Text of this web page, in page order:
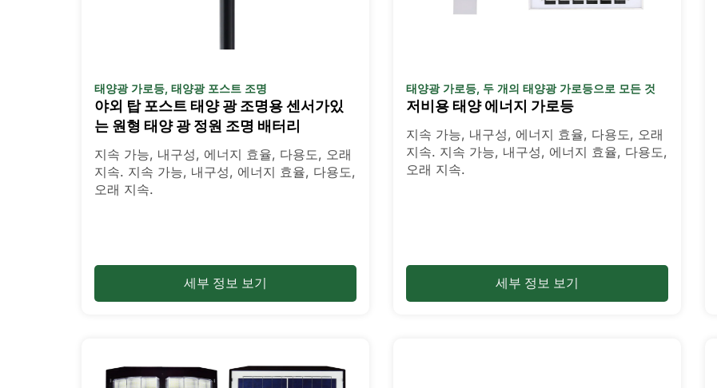
태양광 가로등, 태양광 포스트 조명
야외 탑 포스트 태양 광 조명용 센서가있
는 원형 태양 광 정원 조명 배터리
지속 가능, 내구성, 에너지 효율, 다용도, 오래
지속. 지속 가능, 내구성, 에너지 효율, 다용도,
오래 지속.
세부 정보 보기
태양광 가로등, 두 개의 태양광 가로등으로 모든 것
저비용 태양 에너지 가로등
지속 가능, 내구성, 에너지 효율, 다용도, 오래
지속. 지속 가능, 내구성, 에너지 효율, 다용도,
오래 지속.
세부 정보 보기